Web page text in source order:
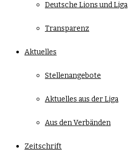
Deutsche Lions und Liga
Transparenz
Aktuelles
Stellenangebote
Aktuelles aus der Liga
Aus den Verbänden
Zeitschrift